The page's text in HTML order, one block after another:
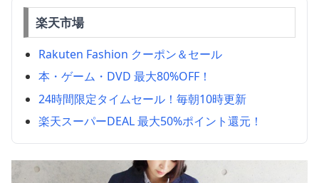
楽天市場
Rakuten Fashion クーポン＆セール
本・ゲーム・DVD 最大80%OFF！
24時間限定タイムセール！毎朝10時更新
楽天スーパーDEAL 最大50%ポイント還元！